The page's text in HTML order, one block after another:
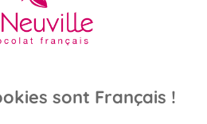
56,00 €
Disponible en
Vérifier la
sont Français !